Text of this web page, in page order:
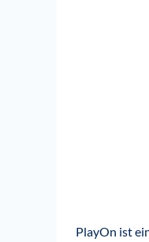
PlayOn ist